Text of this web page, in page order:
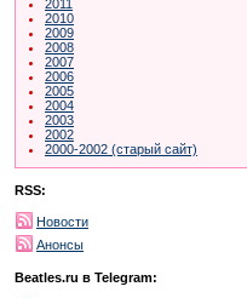
2011
2010
2009
2008
2007
2006
2005
2004
2003
2002
2000-2002 (старый сайт)
RSS:
Новости
Анонсы
Beatles.ru в Telegram: